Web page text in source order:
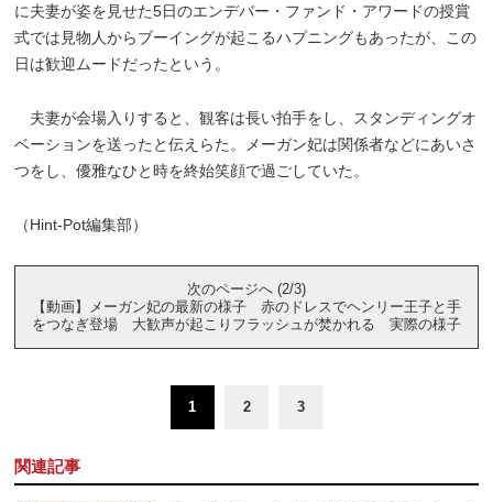
に夫妻が姿を見せた5日のエンデバー・ファンド・アワードの授賞
式では見物人からブーイングが起こるハプニングもあったが、この
日は歓迎ムードだったという。
夫妻が会場入りすると、観客は長い拍手をし、スタンディングオ
ベーションを送ったと伝えらた。メーガン妃は関係者などにあいさ
つをし、優雅なひと時を終始笑顔で過ごしていた。
（Hint-Pot編集部）
次のページへ (2/3)
【動画】メーガン妃の最新の様子 赤のドレスでヘンリー王子と手
をつなぎ登場 大歓声が起こりフラッシュが焚かれる 実際の様子
1 2 3
関連記事